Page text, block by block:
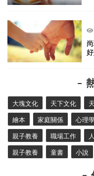
大塊文化 天下文化
繪本 家庭關係 心理
親子教養 職場工作
親子教養 童書 小說